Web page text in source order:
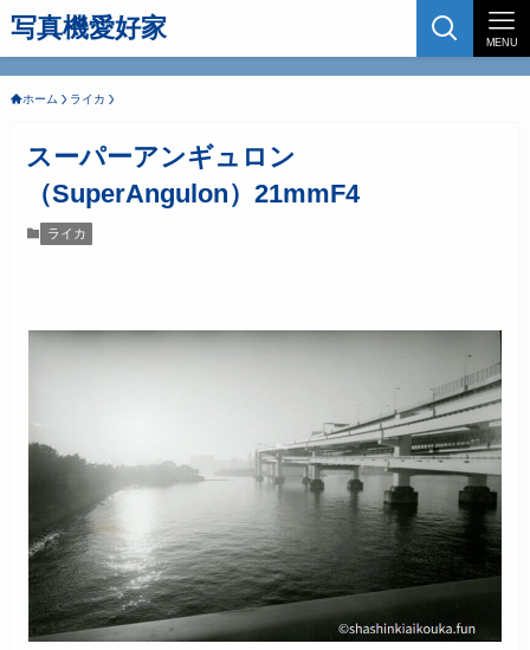
写真機愛好家 MENU
ホーム ライカ
スーパーアンギュロン
（SuperAngulon）21mmF4
ライカ